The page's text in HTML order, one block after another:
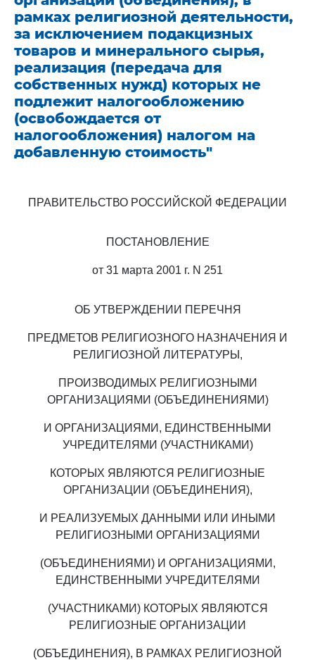
рамках религиозной деятельности,
за исключением подакцизных
товаров и минерального сырья,
реализация (передача для
собственных нужд) которых не
подлежит налогообложению
(освобождается от
налогообложения) налогом на
добавленную стоимость"
ПРАВИТЕЛЬСТВО РОССИЙСКОЙ ФЕДЕРАЦИИ
ПОСТАНОВЛЕНИЕ
от 31 марта 2001 г. N 251
ОБ УТВЕРЖДЕНИИ ПЕРЕЧНЯ
ПРЕДМЕТОВ РЕЛИГИОЗНОГО НАЗНАЧЕНИЯ И
РЕЛИГИОЗНОЙ ЛИТЕРАТУРЫ,
ПРОИЗВОДИМЫХ РЕЛИГИОЗНЫМИ
ОРГАНИЗАЦИЯМИ (ОБЪЕДИНЕНИЯМИ)
И ОРГАНИЗАЦИЯМИ, ЕДИНСТВЕННЫМИ
УЧРЕДИТЕЛЯМИ (УЧАСТНИКАМИ)
КОТОРЫХ ЯВЛЯЮТСЯ РЕЛИГИОЗНЫЕ
ОРГАНИЗАЦИИ (ОБЪЕДИНЕНИЯ),
И РЕАЛИЗУЕМЫХ ДАННЫМИ ИЛИ ИНЫМИ
РЕЛИГИОЗНЫМИ ОРГАНИЗАЦИЯМИ
(ОБЪЕДИНЕНИЯМИ) И ОРГАНИЗАЦИЯМИ,
ЕДИНСТВЕННЫМИ УЧРЕДИТЕЛЯМИ
(УЧАСТНИКАМИ) КОТОРЫХ ЯВЛЯЮТСЯ
РЕЛИГИОЗНЫЕ ОРГАНИЗАЦИИ
(ОБЪЕДИНЕНИЯ), В РАМКАХ РЕЛИГИОЗНОЙ